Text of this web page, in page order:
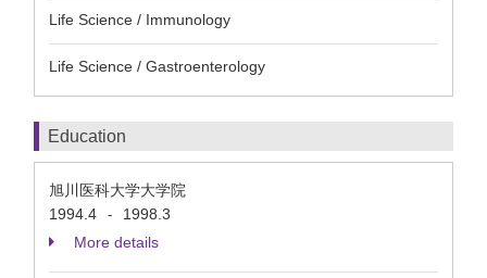
Life Science / Immunology
Life Science / Gastroenterology
Education
旭川医科大学大学院
1994.4
-
1998.3
More details